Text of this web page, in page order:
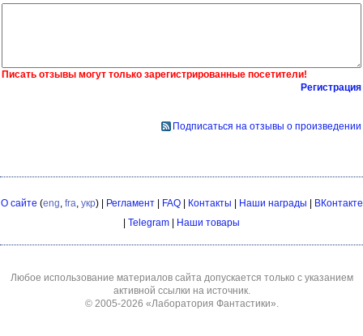
Писать отзывы могут только зарегистрированные посетители!
Регистрация
Подписаться на отзывы о произведении
О сайте (eng, fra, укр) | Регламент| FAQ| Контакты Наши награды
ВКонтакте
Telegram Наши товары
Любое использование материалов сайта допускается только с указанием
активной ссылки на источник.
© 2005-2026 «Лаборатория Фантастики».